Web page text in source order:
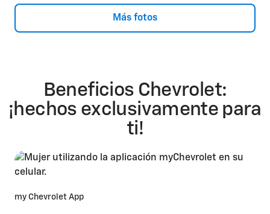
Más fotos
Beneficios Chevrolet:
¡hechos exclusivamente para
ti!
my Chevrolet App